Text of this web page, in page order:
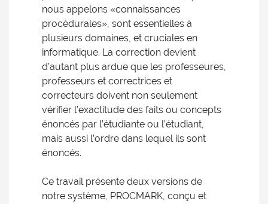
nous appelons «connaissances
procédurales», sont essentielles à
plusieurs domaines, et cruciales en
informatique. La correction devient
d’autant plus ardue que les professeures,
professeurs et correctrices et
correcteurs doivent non seulement
vérifier l’exactitude des faits ou concepts
énoncés par l’étudiante ou l’étudiant,
mais aussi l’ordre dans lequel ils sont
énoncés.
Ce travail présente deux versions de
notre système, PROCMARK, conçu et